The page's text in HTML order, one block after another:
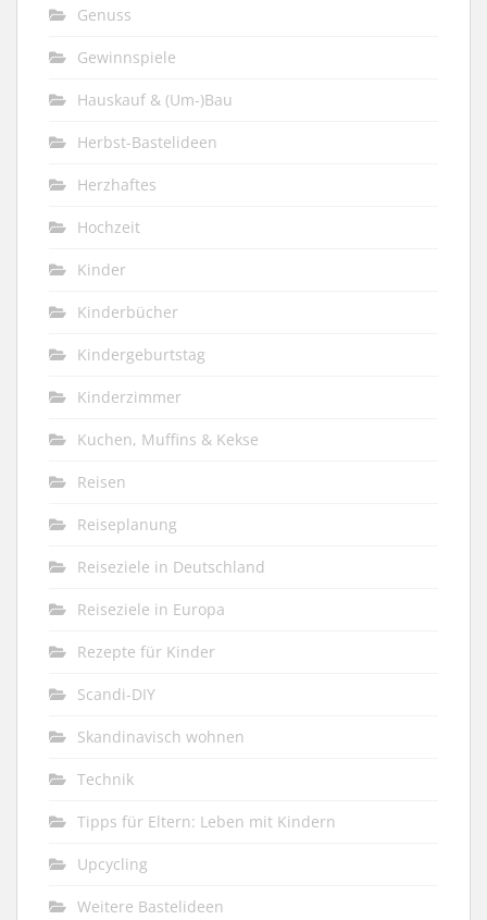
Genuss
Gewinnspiele
Hauskauf & (Um-)Bau
Herbst-Bastelideen
Herzhaftes
Hochzeit
Kinder
Kinderbücher
Kindergeburtstag
Kinderzimmer
Kuchen, Muffins & Kekse
Reisen
Reiseplanung
Reiseziele in Deutschland
Reiseziele in Europa
Rezepte für Kinder
Scandi-DIY
Skandinavisch wohnen
Technik
Tipps für Eltern: Leben mit Kindern
Upcycling
Weitere Bastelideen